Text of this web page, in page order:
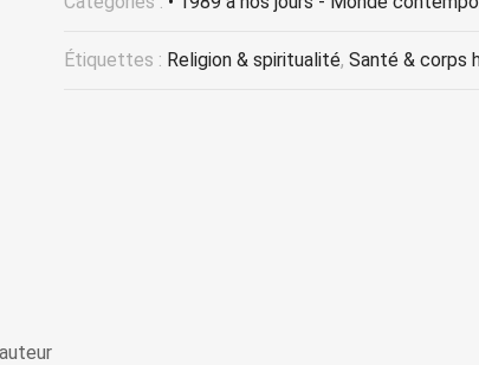
Étiquettes : Religion & spiritualité, Santé & corps